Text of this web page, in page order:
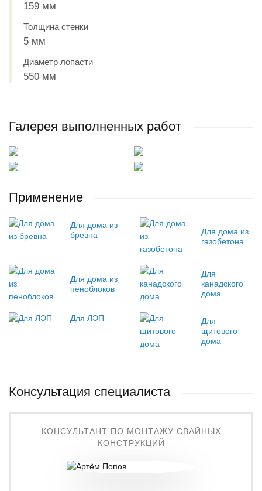
159 мм
Толщина стенки
5 мм
Диаметр лопасти
550 мм
Галерея выполненных работ
Применение
Для дома из
бревна
Для дома из
газобетона
Для дома из
пеноблоков
Для
канадского
дома
Для ЛЭП
Для
щитового
дома
Консультация специалиста
КОНСУЛЬТАНТ ПО МОНТАЖУ СВАЙНЫХ
КОНСТРУКЦИЙ